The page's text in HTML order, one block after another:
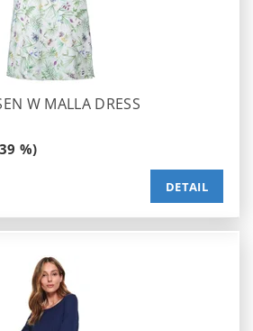
W MALLA DRESS
%)
DETAIL